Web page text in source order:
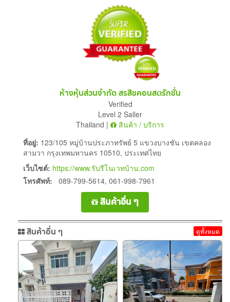
ห้างหุ้นส่วนจำกัด สรสิชคอนสตรักชั่น
Verified
Level 2 Saller
Thailand |
สินค้า / บริการ
ที่อยู่: 123/105 หมู่บ้านประภาทรัพย์ 5 แขวงบางชัน เขตคลอง
สามวา กรุงเทพมหานคร 10510, ประเทศไทย
เว็บไซต์: https://www.รับรีโนเวทบ้าน.com
โทรศัพท์: 089-799-5614, 061-998-7961
สินค้าอื่น ๆ
สินค้าอื่น ๆ ดูทั้งหมด